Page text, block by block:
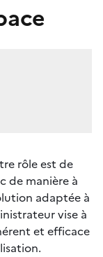
rôle est de
de manière à
adaptée à
vise à
et efficace